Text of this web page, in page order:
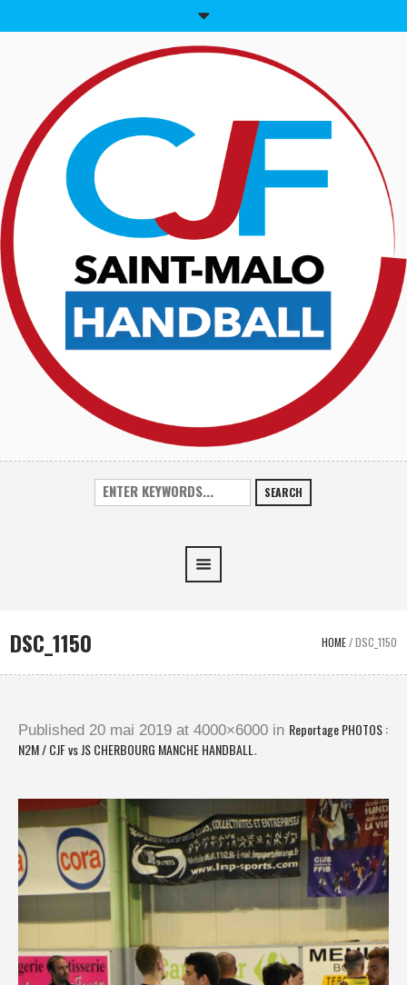
SEARCH
DSC_1150 HOME/DSC_1150
Published 20 mai 2019 at 4000×6000 in Reportage PHOTOS :
N2M / CJF vs JS CHERBOURG MANCHE HANDBALL .